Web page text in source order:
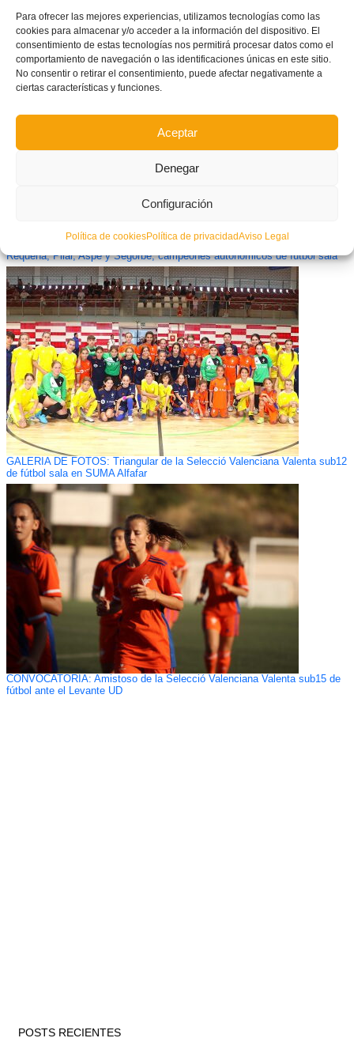
Para ofrecer las mejores experiencias, utilizamos tecnologías como las
cookies para almacenar y/o acceder a la información del dispositivo. El
consentimiento de estas tecnologías nos permitirá procesar datos como el
comportamiento de navegación o las identificaciones únicas en este sitio.
No consentir o retirar el consentimiento, puede afectar negativamente a
ciertas características y funciones.
Aceptar
Denegar
Configuración
Política de cookiesPolítica de privacidadAviso Legal
What you can read next
Requena, Pilar, Aspe y Segorbe, campeones autonómicos de fútbol sala
GALERÍA DE FOTOS: Triangular de la Selecció Valenciana Valenta sub12
de fútbol sala en SUMA Alfafar
CONVOCATORIA: Amistoso de la Selecció Valenciana Valenta sub15 de
fútbol ante el Levante UD
POSTS RECIENTES